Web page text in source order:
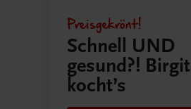
Preisgekrönt!
Schnell UND
gesund?! Birgit
kocht’s